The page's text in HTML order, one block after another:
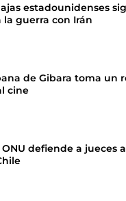
estadounidenses
guerra con Irán
de Gibara toma un
cine
defiende a jueces